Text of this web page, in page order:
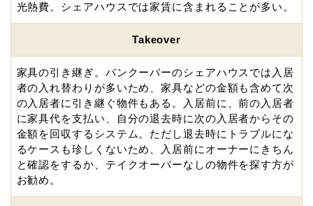
光熱費。シェアハウスでは家賃に含まれることが多い。
Takeover
家具の引き継ぎ。バンクーバーのシェアハウスでは入居
者の入れ替わりが多いため、家具などの金額も含めて次
の入居者に引き継ぐ物件もある。入居前に、前の入居者
に家具代を支払い、自分の退去時に次の入居者からその
金額を回収するシステム。ただし退去時にトラブルにな
るケースも珍しくないため、入居前にオーナーにきちん
と確認をするか、テイクオーバーなしの物件を探す方が
お勧め。